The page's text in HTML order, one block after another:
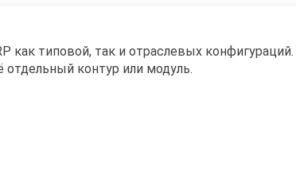
типовой, так и отраслевых
контур или модуль.